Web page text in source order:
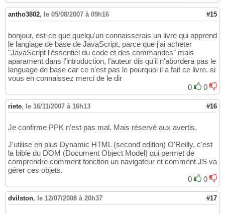
antho3802, le 05/08/2007 à 09h16 #15
bonjour, est-ce que quelqu'un connaisserais un livre qui apprend
le langiage de base de JavaScript, parce que j'ai acheter
"JavaScript l'éssentiel du code et des commandes" mais
aparament dans l'introduction, l'auteur dis qu'il n'abordera pas le
language de base car ce n'est pas le pourquoi il a fait ce livre. si
vous en connaissez merci de le dir
0
0
riete, le 16/11/2007 à 16h13 #16
Je confirme PPK n'est pas mal. Mais réservé aux avertis.
J'utilise en plus Dynamic HTML (second edition) O'Reilly, c'est
la bible du DOM (Document Object Model) qui permet de
comprendre comment fonction un navigateur et comment JS va
gérer ces objets.
0
0
dvilston, le 12/07/2008 à 20h37 #17